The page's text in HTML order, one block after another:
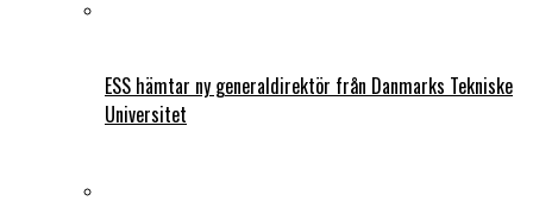
ESS hämtar ny generaldirektör från Danmarks Tekniske
Universitet